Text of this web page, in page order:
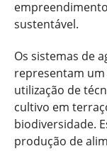
sustentável.
Os sistemas de
representam
utilização de
cultivo em
biodiversidade.
produção de